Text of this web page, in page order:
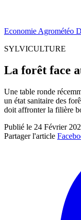
Economie Agrométéo
SYLVICULTURE
La forêt face
Une table ronde
un état sanitaire des
doit affronter la filière
Publié le 24 Février
Partager l'article